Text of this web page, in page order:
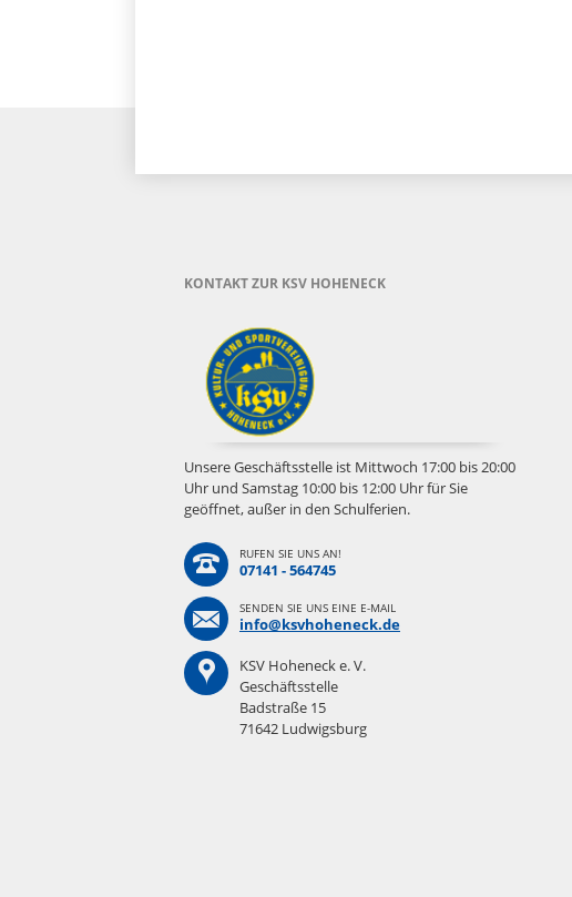
KONTAKT ZUR KSV HOHENECK
Unsere Geschäftsstelle ist Mittwoch 17:00 bis 20:00
Uhr und Samstag 10:00 bis 12:00 Uhr für Sie
geöffnet, außer in den Schulferien.
RUFEN SIE UNS AN!
07141 - 564745
SENDEN SIE UNS EINE E-MAIL
info@ksvhoheneck.de
KSV Hoheneck e. V.
Geschäftsstelle
Badstraße 15
71642 Ludwigsburg